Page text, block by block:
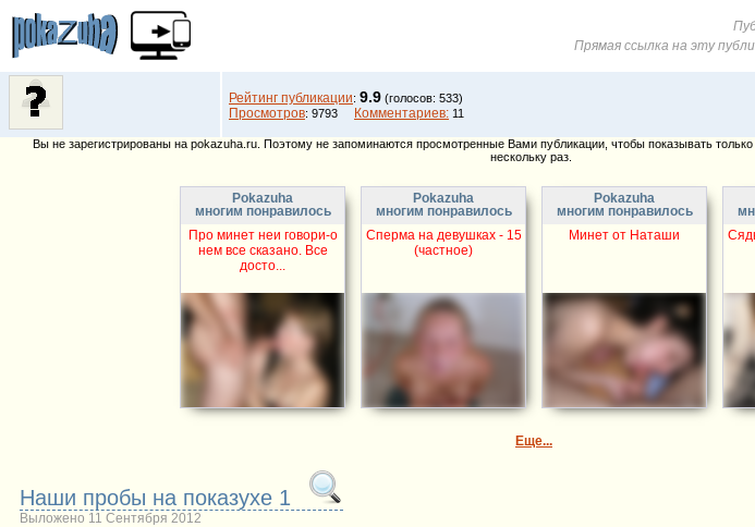
Прямая ссылка на эту
Рейтинг публикации: 9.9 (голосов: 533)
Просмотров: 9793 Комментариев: 11
Вы не зарегистрированы на pokazuha.ru. Поэтому не запоминаются просмотренные Вами публикации, чтобы показывать
нескольку раз.
Pokazuha
многим понравилось
Про минет неи говори-о
нем все сказано. Все
досто...
Pokazuha
многим понравилось
Сперма на девушках - 15
(частное)
Pokazuha
многим понравилось
Минет от Наташи
Еще...
Наши пробы на показухе 1
Выложено 11 Сентября 2012